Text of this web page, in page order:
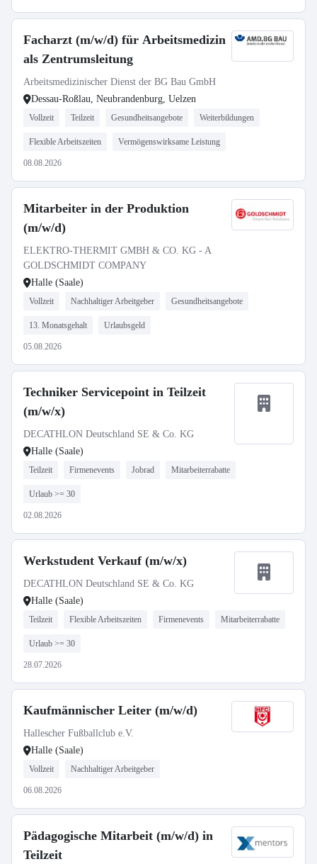
Facharzt (m/w/d) für Arbeitsmedizin
als Zentrumsleitung
Arbeitsmedizinischer Dienst der BG Bau GmbH
Dessau-Roßlau, Neubrandenburg, Uelzen
Vollzeit Teilzeit Gesundheitsangebote Weiterbildungen
Flexible Arbeitszeiten Vermögenswirksame Leistung
08.08.2026
Mitarbeiter in der Produktion
(m/w/d)
ELEKTRO-THERMIT GMBH & CO. KG - A
GOLDSCHMIDT COMPANY
Halle (Saale)
Vollzeit Nachhaltiger Arbeitgeber Gesundheitsangebote
13. Monatsgehalt Urlaubsgeld
05.08.2026
Techniker Servicepoint in Teilzeit
(m/w/x)
DECATHLON Deutschland SE & Co. KG
Halle (Saale)
Teilzeit Firmenevents Jobrad Mitarbeiterrabatte
Urlaub >= 30
02.08.2026
Werkstudent Verkauf (m/w/x)
DECATHLON Deutschland SE & Co. KG
Halle (Saale)
Teilzeit Flexible Arbeitszeiten Firmenevents Mitarbeiterrabatte
Urlaub >= 30
28.07.2026
Kaufmännischer Leiter (m/w/d)
Hallescher Fußballclub e.V.
Halle (Saale)
Vollzeit Nachhaltiger Arbeitgeber
06.08.2026
Pädagogische Mitarbeit (m/w/d) in
Teilzeit